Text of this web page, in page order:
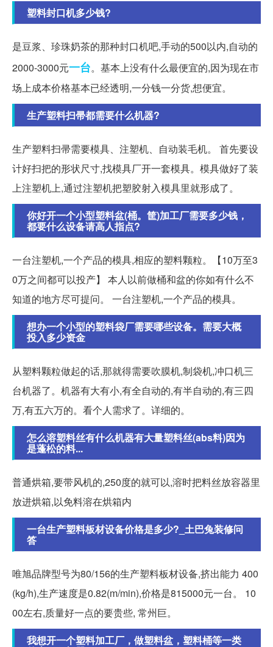
塑料封口机多少钱?
是豆浆、珍珠奶茶的那种封口机吧,手动的500以内,自动的
2000-3000元一台。基本上没有什么最便宜的,因为现在市
场上成本价格基本已经透明,一分钱一分货,想便宜。
生产塑料扫帚都需要什么机器?
生产塑料扫帚需要模具、注塑机、自动装毛机。 首先要设
计好扫把的形状尺寸,找模具厂开一套模具。模具做好了装
上注塑机上,通过注塑机把塑胶射入模具里就形成了。
你好开一个小型塑料盆(桶。筐)加工厂需要多少钱，
都要什么设备请高人指点?
一台注塑机,一个产品的模具,相应的塑料颗粒。【10万至3
0万之间都可以投产】 本人以前做桶和盆的你如有什么不
知道的地方尽可提问。 一台注塑机,一个产品的模具。
想办一个小型的塑料袋厂需要哪些设备。需要大概
投入多少资金
从塑料颗粒做起的话,那就得需要吹膜机,制袋机,冲口机三
台机器了。机器有大有小,有全自动的,有半自动的,有三四
万,有五六万的。看个人需求了。详细的。
怎么溶塑料丝有什么机器有大量塑料丝(abs料)因为
是蓬松的料...
普通烘箱,要带风机的,250度的就可以,溶时把料丝放容器里
放进烘箱,以免料溶在烘箱内
一台生产塑料板材设备价格是多少?_土巴兔装修问
答
唯旭品牌型号为80/156的生产塑料板材设备,挤出能力 400
(kg/h),生产速度是0.82(m/min),价格是815000元一台。 10
00左右,质量好一点的要贵些, 常州巨。
我想开一个塑料加工厂，做塑料盆，塑料桶等一类